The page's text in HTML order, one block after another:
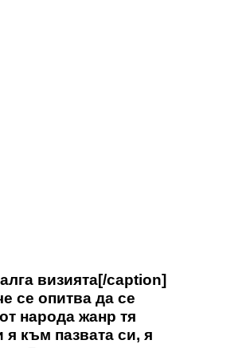
визията[/caption]
се опитва да се
народа жанр тя
я към пазвата си, я